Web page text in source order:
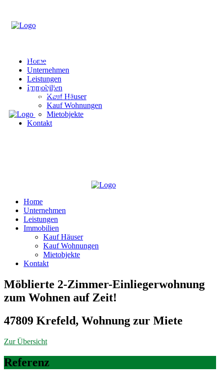
Home
Unternehmen
Leistungen
Immobilien
Kauf Häuser
Kauf Wohnungen
Mietobjekte
Kontakt
Home
Unternehmen
Leistungen
Immobilien
Kauf Häuser
Kauf Wohnungen
Mietobjekte
Kontakt
Möblierte 2-Zimmer-Einliegerwohnung
zum Wohnen auf Zeit!
47809 Krefeld, Wohnung zur Miete
Zur Übersicht
Referenz